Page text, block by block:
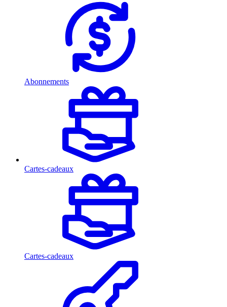
Abonnements
Cartes-cadeaux
Cartes-cadeaux